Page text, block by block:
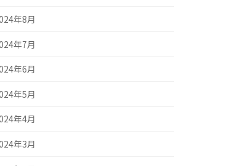
年8月
年7月
年6月
年5月
年4月
年3月